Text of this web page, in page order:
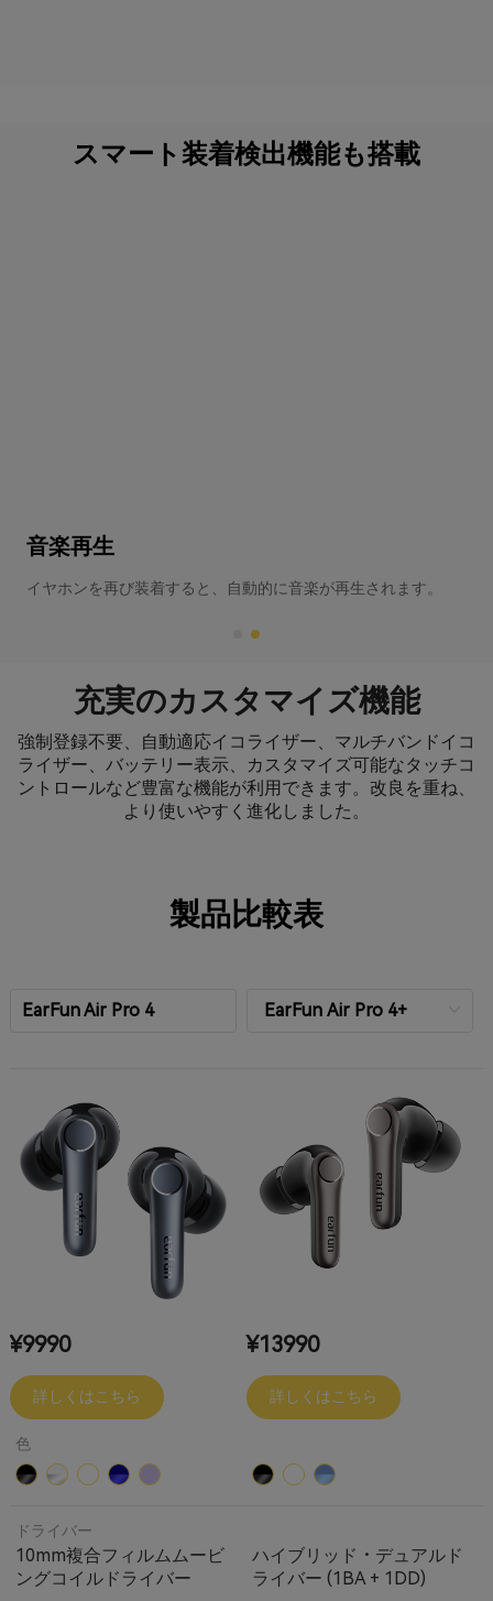
スマート装着検出機能も搭載
音楽再生
イヤホンを再び装着すると、自動的に音楽が再生されます。
充実のカスタマイズ機能
強制登録不要、自動適応イコライザー、マルチバンドイコ
ライザー、バッテリー表示、カスタマイズ可能なタッチコ
ントロールなど豊富な機能が利用できます。改良を重ね、
より使いやすく進化しました。
製品比較表
EarFun Air Pro 4
¥9990 ¥13990
詳しくはこちら 詳しくはこちら
色
ドライバー
10mm複合フィルムムービ
ングコイルドライバー
ハイブリッド・デュアルド
ライバー (1BA + 1DD)